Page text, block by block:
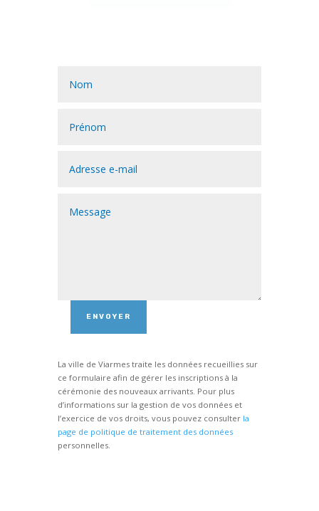
ENVOYER
La ville de Viarmes traite les données recueillies sur
ce formulaire afin de gérer les inscriptions à la
cérémonie des nouveaux arrivants. Pour plus
d’informations sur la gestion de vos données et
l’exercice de vos droits, vous pouvez consulter la
page de politique de traitement des données
personnelles.